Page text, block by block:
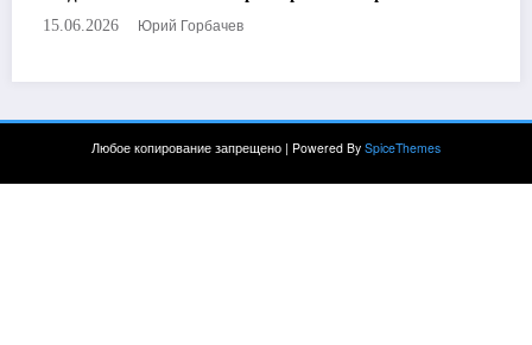
15.06.2026 Юрий Горбачев
Любое копирование запрещено | Powered By SpiceThemes